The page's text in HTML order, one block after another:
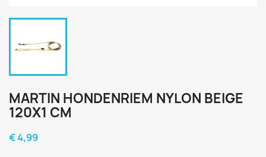
MARTIN HONDENRIEM NYLON BEIGE
120X1 CM
€ 4,99